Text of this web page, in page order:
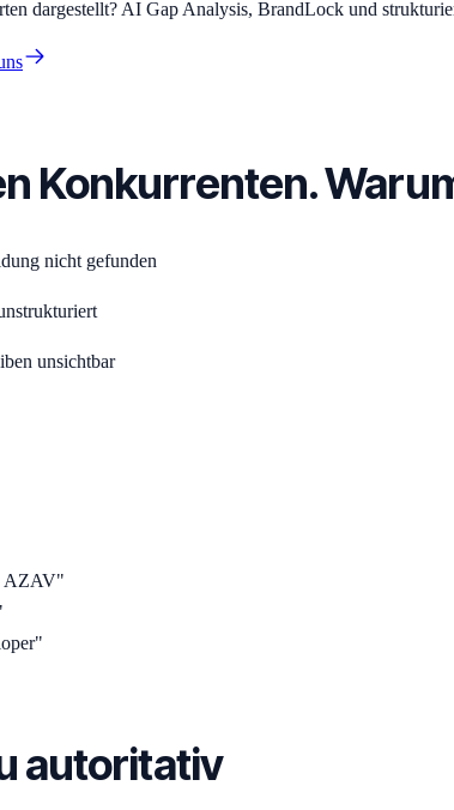
dargestellt? AI Gap Analysis, BrandLock und
Konkurrenten.
nicht gefunden
unsichtbar
AZAV"
"
autoritativ